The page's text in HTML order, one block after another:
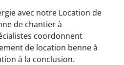
avec notre Location de
de chantier à
coordonnent
de location benne à
à la conclusion.